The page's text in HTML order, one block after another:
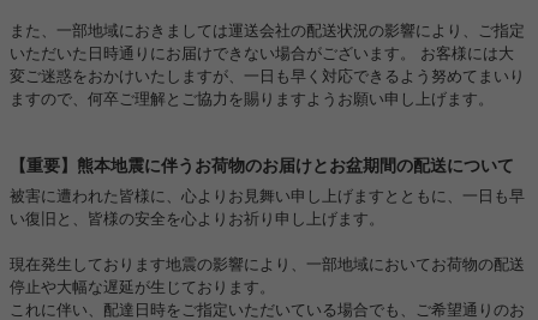
また、一部地域におきましては運送会社の配送状況の影響により、ご指定
いただいた日時通りにお届けできない場合がございます。 お客様には大
変ご迷惑をおかけいたしますが、一日も早く対応できるよう努めてまいり
ますので、何卒ご理解とご協力を賜りますようお願い申し上げます。
【重要】熊本地震に伴うお荷物のお届けとお盆期間の配送について
被害に遭われた皆様に、心よりお見舞い申し上げますとともに、一日も早
い復旧と、皆様の安全を心よりお祈り申し上げます。
現在発生しております地震の影響により、一部地域においてお荷物の配送
停止や大幅な遅延が生じております。
これに伴い、配達日時をご指定いただいている場合でも、ご希望通りのお